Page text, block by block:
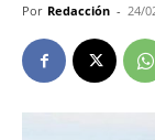
Por Redacción - 24/